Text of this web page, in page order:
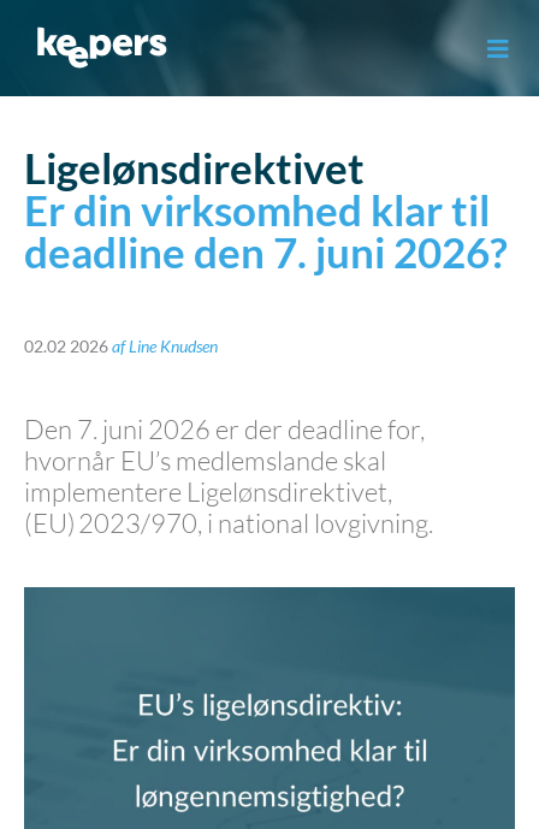
indholdet
Ligelønsdirektivet
Er din virksomhed klar til
deadline den 7. juni 2026?
02.02 2026afLine Knudsen
Den 7. juni 2026 er der deadline for,
hvornår EU’s medlemslande skal
implementere Ligelønsdirektivet,
(EU) 2023/970, i national lovgivning.